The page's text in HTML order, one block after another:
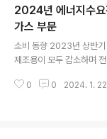
확대(하반기 지원 수출바
할인 ▲선적 후 보증대출
비가 과도하게 인상될 경
계..
2024년 에너지수
가스 부문
소비 동향 2023년 상반기
제조용이 모두 감소하며
감소, 도시가스제조용은
0 0 2024. 1.